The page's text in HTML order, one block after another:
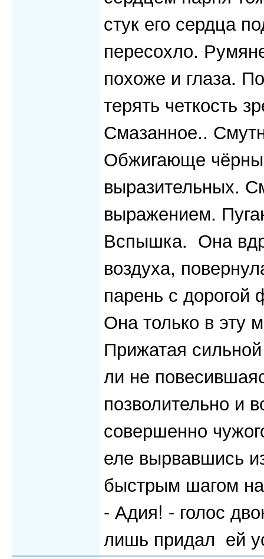
стук его сердца
пересохло.
похоже и глаза.
терять четкость
Смазанное..
Обжигающе
выразительных.
выражением.
Вспышка. Она
воздуха,
парень с
Она только в эту
Прижатая сильной
ли не
позволительно и
совершенно
еле вырвавшись
быстрым шагом
- Адия! - голос
лишь придал ей